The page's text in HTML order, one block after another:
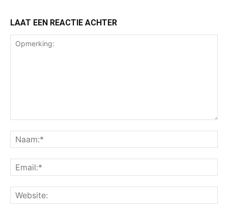
LAAT EEN REACTIE ACHTER